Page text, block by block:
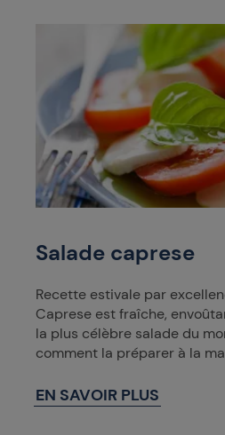
Salade caprese
Recette estivale par
Caprese est fraîche,
la plus célèbre salade du
comment la préparer à la
EN SAVOIR PLUS